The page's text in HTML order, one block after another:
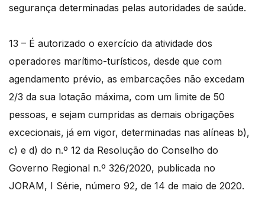
segurança determinadas pelas autoridades de saúde.
13 – É autorizado o exercício da atividade dos
operadores marítimo-turísticos, desde que com
agendamento prévio, as embarcações não excedam
2/3 da sua lotação máxima, com um limite de 50
pessoas, e sejam cumpridas as demais obrigações
excecionais, já em vigor, determinadas nas alíneas b),
c) e d) do n.º 12 da Resolução do Conselho do
Governo Regional n.º 326/2020, publicada no
JORAM, I Série, número 92, de 14 de maio de 2020.